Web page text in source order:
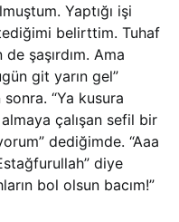
Yaptığı işi
belirttim. Tuhaf
şaşırdım. Ama
git yarın gel”
“Ya kusura
çalışan sefil bir
dediğimde. “Aaa
diye
bol olsun bacım!”